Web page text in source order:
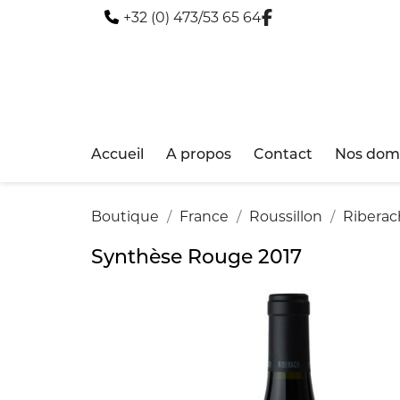
+32 (0) 473/53 65 64
Accueil A propos Contact Nos
Boutique France Roussillon
Synthèse Rouge 2017